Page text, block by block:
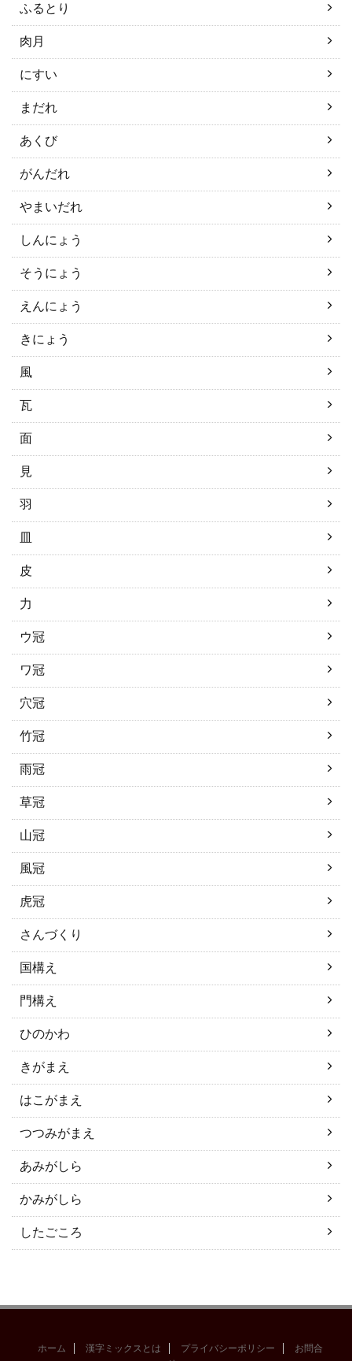
ふるとり
肉月
にすい
まだれ
あくび
がんだれ
やまいだれ
しんにょう
そうにょう
えんにょう
きにょう
風
瓦
面
見
羽
皿
皮
力
ウ冠
ワ冠
穴冠
竹冠
雨冠
草冠
山冠
風冠
虎冠
さんづくり
国構え
門構え
ひのかわ
きがまえ
はこがまえ
つつみがまえ
あみがしら
かみがしら
したごころ
ホーム 漢字ミックスとは プライバシーポリシー
お問合